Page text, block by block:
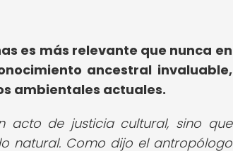
es más relevante que nunca en
ancestral invaluable,
ambientales actuales.
acto de justicia cultural, sino que
natural. Como dijo el antropólogo